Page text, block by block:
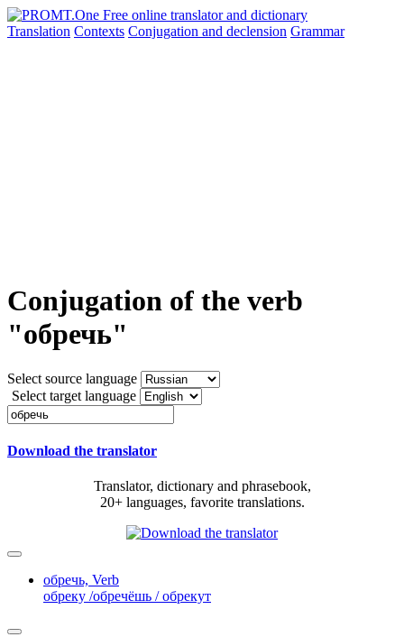
Translation Contexts Conjugation and declension Grammar
Conjugation of the verb
"обречь"
Select source language
Select target language
Download the translator
Translator, dictionary and phrasebook,
20+ languages, favorite translations.
обречь, Verb
обреку /обречёшь / обрекут